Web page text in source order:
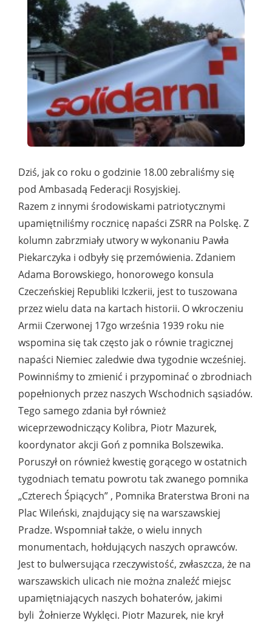
Dziś, jak co roku o godzinie 18.00 zebraliśmy się
pod Ambasadą Federacji Rosyjskiej.
Razem z innymi środowiskami patriotycznymi
upamiętniliśmy rocznicę napaści ZSRR na Polskę. Z
kolumn zabrzmiały utwory w wykonaniu Pawła
Piekarczyka i odbyły się przemówienia. Zdaniem
Adama Borowskiego, honorowego konsula
Czeczeńskiej Republiki Iczkerii, jest to tuszowana
przez wielu data na kartach historii. O wkroczeniu
Armii Czerwonej 17go września 1939 roku nie
wspomina się tak często jak o równie tragicznej
napaści Niemiec zaledwie dwa tygodnie wcześniej.
Powinniśmy to zmienić i przypominać o zbrodniach
popełnionych przez naszych Wschodnich sąsiadów.
Tego samego zdania był również
wiceprzewodniczący Kolibra, Piotr Mazurek,
koordynator akcji Goń z pomnika Bolszewika.
Poruszył on również kwestię gorącego w ostatnich
tygodniach tematu powrotu tak zwanego pomnika
„Czterech Śpiących” , Pomnika Braterstwa Broni na
Plac Wileński, znajdujący się na warszawskiej
Pradze. Wspomniał także, o wielu innych
monumentach, hołdujących naszych oprawców.
Jest to bulwersująca rzeczywistość, zwłaszcza, że na
warszawskich ulicach nie można znaleźć miejsc
upamiętniających naszych bohaterów, jakimi
byli Żołnierze Wyklęci. Piotr Mazurek, nie krył